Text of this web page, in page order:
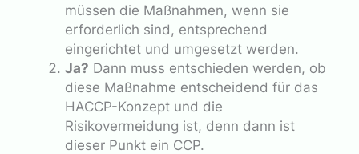
müssen die Maßnahmen, wenn sie
erforderlich sind, entsprechend
eingerichtet und umgesetzt werden.
Ja? Dann muss entschieden werden, ob
diese Maßnahme entscheidend für das
HACCP-Konzept und die
Risikovermeidung ist, denn dann ist
dieser Punkt ein CCP.